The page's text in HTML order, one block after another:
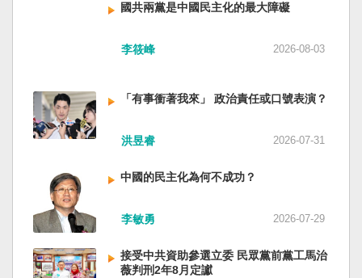
國共兩黨是中國民主化的最大障礙
李筱峰 2026-08-03
「有事衝著我來」 政治責任或口號表演？
洪昱睿 2026-07-31
中國的民主化為何不成功？
李敏勇 2026-07-29
接受中共資助參選立委 民眾黨前黨工馬治
薇判刑2年8月定讞